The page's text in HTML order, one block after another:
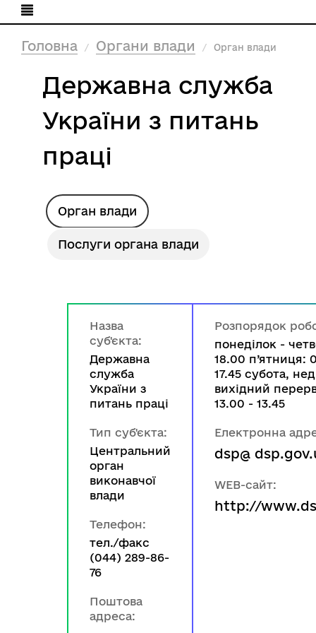
Головна Органи влади Орган влади
Державна служба
України з питань
праці
Орган влади
Послуги органа влади
Назва
суб'єкта:
Державна
служба
України з
питань праці
Тип суб'єкта:
Центральний
орган
виконавчої
влади
Телефон:
тел./факс
(044) 289-86-
76
Поштова
адреса:
Розпорядок
понеділок -
18.00 п’ятниця:
17.45 субота,
вихідний
13.00 - 13.45
Електронна
dsp@
WEB-сайт:
http://